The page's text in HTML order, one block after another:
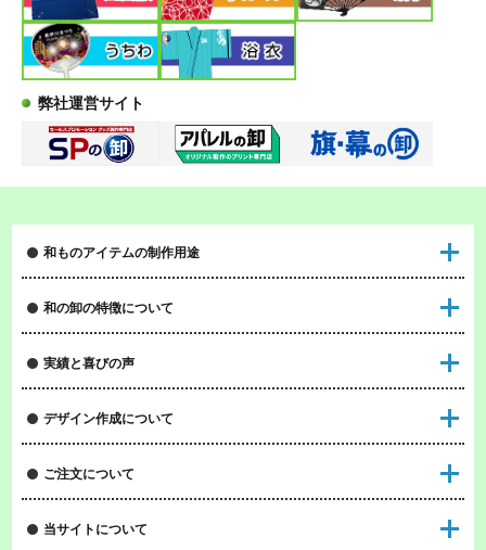
弊社運営サイト
和ものアイテムの制作用途
和の卸の特徴について
実績と喜びの声
デザイン作成について
ご注文について
当サイトについて